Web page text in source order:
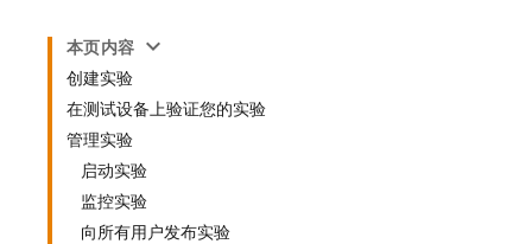
本页内容
创建实验
在测试设备上验证您的实验
管理实验
启动实验
监控实验
向所有用户发布实验